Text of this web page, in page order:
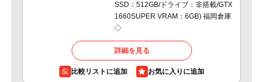
SSD：512GB/ドライブ：非搭載/GTX
1660SUPER VRAM：6GB) 福岡倉庫
◇
詳細を見る
比較リストに追加